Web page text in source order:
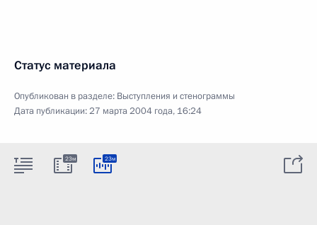
Статус материала
Опубликован в разделе: Выступления и стенограммы
Дата публикации:27 марта 2004 года, 16:24
23м 23м